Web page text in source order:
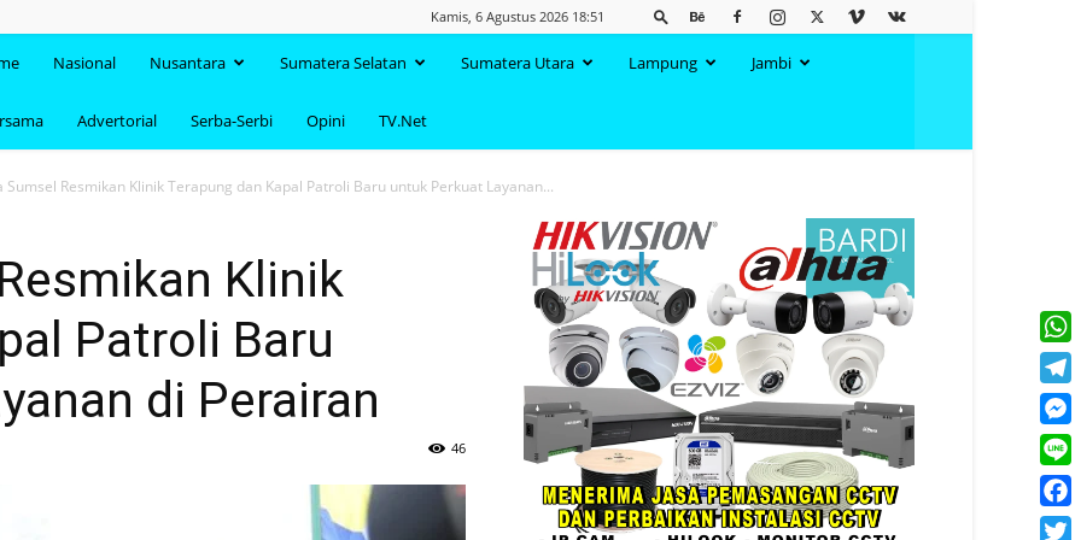
Kamis, 6 Agustus 2026 18:51
Nasional Nusantara Sumatera Selatan Sumatera Utara Lampung Jambi
Advertorial Serba-Serbi Opini TV.Net
Sumsel Resmikan Klinik Terapung dan Kapal Patroli Baru untuk Perkuat Layanan...
Klinik
Patroli Baru
di Perairan
46
Line